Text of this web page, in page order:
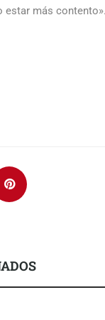
estar más contento».